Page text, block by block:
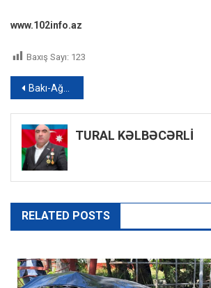
www.102info.az
Baxış Sayı: 123
Yazı
naviqasiyası
Bakı-Ağdam-Bakı istiqamətində əlavə avtobus reysi açılacaq
TURAL KƏLBƏCƏRLİ
RELATED POSTS